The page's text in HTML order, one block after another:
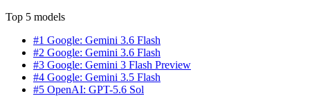
Top 5 models
#1 Google: Gemini 3.6 Flash
#2 Google: Gemini 3.6 Flash
#3 Google: Gemini 3 Flash Preview
#4 Google: Gemini 3.5 Flash
#5 OpenAI: GPT-5.6 Sol